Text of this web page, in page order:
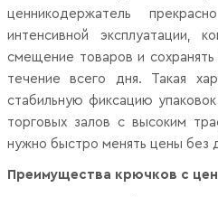
ценникодержатель
интенсивной эксплуатации,
смещение товаров и
течение всего дня. Такая
стабильную фиксацию
торговых залов с высоким
нужно быстро менять цены без
Преимущества крючков с